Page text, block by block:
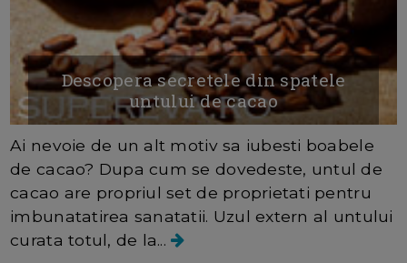
Descopera secretele din spatele
untului de cacao
Ai nevoie de un alt motiv sa iubesti boabele
de cacao? Dupa cum se dovedeste, untul de
cacao are propriul set de proprietati pentru
imbunatatirea sanatatii. Uzul extern al untului
curata totul, de la...